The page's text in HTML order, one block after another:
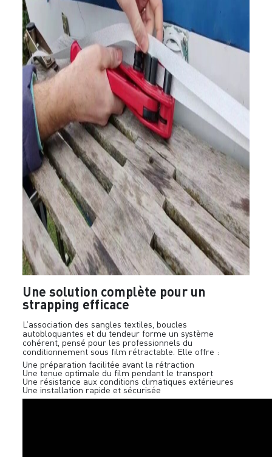
Une solution complète pour un
strapping efficace
L’association des sangles textiles, boucles
autobloquantes et du tendeur forme un système
cohérent, pensé pour les professionnels du
conditionnement sous film rétractable. Elle offre :
Une préparation facilitée avant la rétraction
Une tenue optimale du film pendant le transport
Une résistance aux conditions climatiques extérieures
Une installation rapide et sécurisée